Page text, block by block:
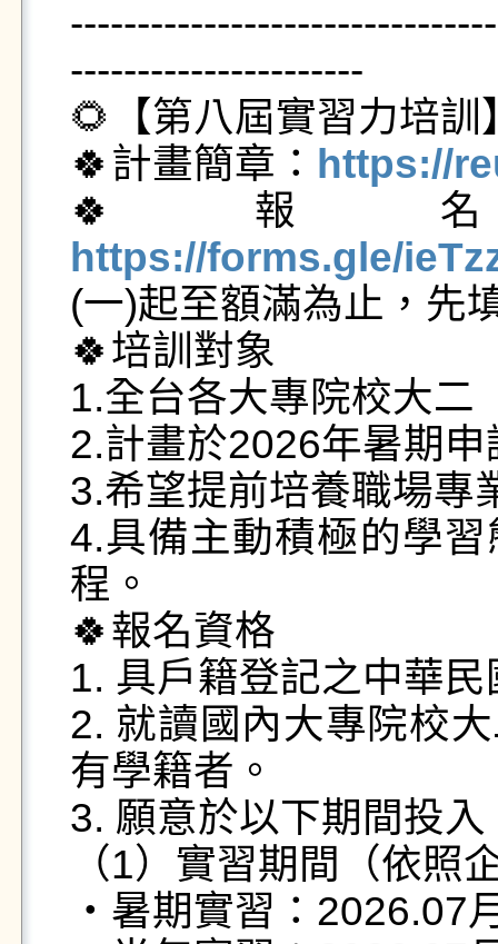
----------------------
🌻【第八屆實習力培訓
🍀計畫簡章： https://
🍀報
https://forms.gle/
(一)起至額滿為止，先
🍀培訓對象
1.全台各大專院校大二
2.計畫於2026年暑期
3.希望提前培養職場專
4.具備主動積極的學
程。
🍀報名資格
1. 具戶籍登記之中華
2. 就讀國內大專院校
有學籍者。
3. 願意於以下期間投
（1）實習期間（依照
・暑期實習：2026.07